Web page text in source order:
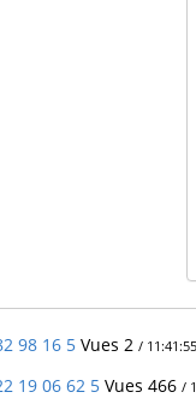
98 16 5 Vues 2 / 11:41:55
19 06 62 5 Vues 466 /